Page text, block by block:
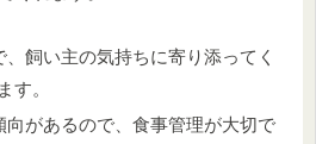
飼い主の気持ちに寄り添ってく
す。
向があるので、食事管理が大切で